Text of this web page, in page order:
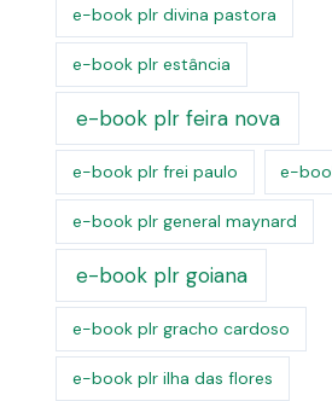
e-book plr divina pastora
e-book plr estância
e-book plr feira nova
e-book plr frei paulo e-
e-book plr general maynard
e-book plr goiana
e-book plr gracho cardoso
e-book plr ilha das flores